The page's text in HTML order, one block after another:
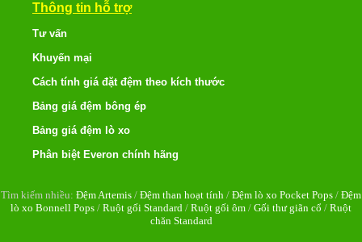
Thông tin hỗ trợ
Tư vấn
Khuyến mại
Cách tính giá đặt đệm theo kích thước
Bảng giá đệm bông ép
Bảng giá đệm lò xo
Phân biệt Everon chính hãng
Tìm kiếm nhiều: Đệm Artemis / Đệm than hoạt tính / Đệm lò xo Pocket Pops / Đệm
lò xo Bonnell Pops / Ruột gối Standard / Ruột gối ôm / Gối thư giãn cổ / Ruột
chăn Standard